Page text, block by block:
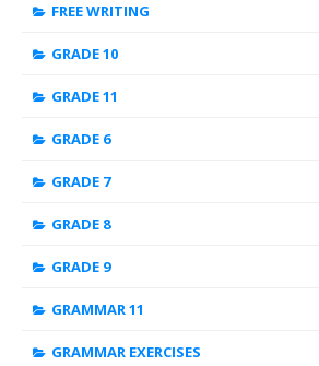
FREE WRITING
GRADE 10
GRADE 11
GRADE 6
GRADE 7
GRADE 8
GRADE 9
GRAMMAR 11
GRAMMAR EXERCISES